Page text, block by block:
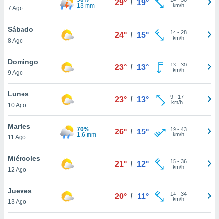
más
nuestra
y
de
disponible
cookies
aceptar
7 Ago
13 mm
29° / 19°
km/h
Sábado
8 Ago
24° / 15° 14- 28
km/h
Domingo
9 Ago
23° / 13° 13- 30
km/h
Lunes
10 Ago
23° / 13° 9- 17
km/h
Martes
11 Ago
70%
1.6 mm
26° / 15° 19- 43
km/h
Miércoles
12 Ago
21° / 12° 15- 36
km/h
Jueves
13 Ago
20° / 11° 14- 34
km/h